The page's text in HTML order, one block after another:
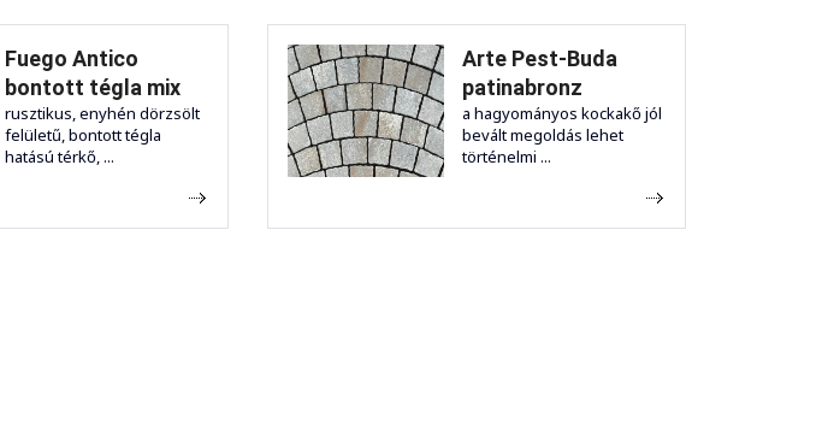
Fuego Antico
bontott tégla mix
rusztikus, enyhén dörzsölt
felületű, bontott tégla
hatású térkő, ...
Arte Pest-Buda
patinabronz
a hagyományos kockakő jól
bevált megoldás lehet
történelmi ...